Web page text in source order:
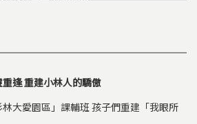
逢 重建小林人的驕傲
大愛園區」課輔班 孩子們重建「我眼所